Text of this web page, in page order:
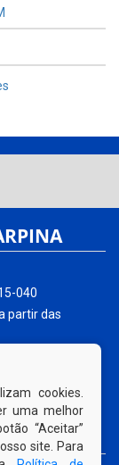
040
partir das
cookies.
uma melhor
“Aceitar”
site. Para